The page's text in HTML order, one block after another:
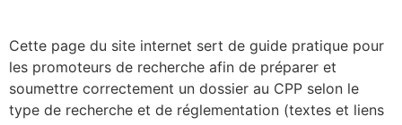
Cette page du site internet sert de guide pratique pour
les promoteurs de recherche afin de préparer et
soumettre correctement un dossier au CPP selon le
type de recherche et de réglementation (textes et liens